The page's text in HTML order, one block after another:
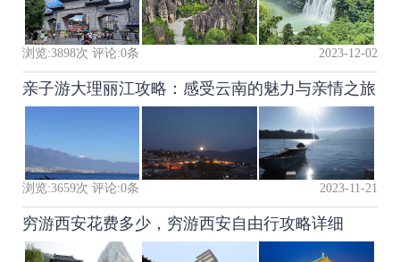
浏览:3898次 评论:0条 2023-12-02
亲子游大理丽江攻略：感受云南的魅力与亲情之旅
浏览:3659次 评论:0条 2023-11-21
穷游西安花费多少，穷游西安自由行攻略详细